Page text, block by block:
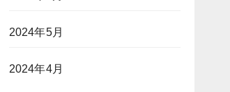
2024年5月
2024年4月